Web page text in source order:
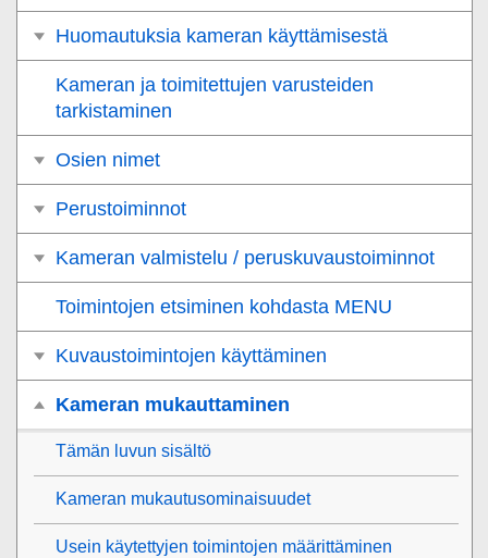
Huomautuksia kameran käyttämisestä
Kameran ja toimitettujen varusteiden
tarkistaminen
Osien nimet
Perustoiminnot
Kameran valmistelu / peruskuvaustoiminnot
Toimintojen etsiminen kohdasta MENU
Kuvaustoimintojen käyttäminen
Kameran mukauttaminen
Tämän luvun sisältö
Kameran mukautusominaisuudet
Usein käytettyjen toimintojen määrittäminen